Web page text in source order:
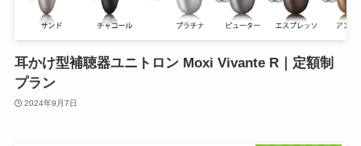
耳かけ型補聴器ユニトロン Moxi Vivante R｜定額制
プラン
2024年9月7日